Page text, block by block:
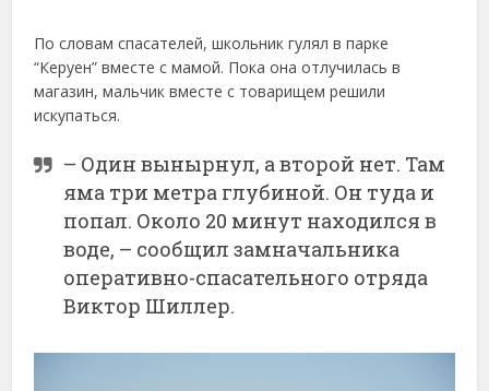
По словам спасателей, школьник гулял в парке
“Керуен” вместе с мамой. Пока она отлучилась в
магазин, мальчик вместе с товарищем решили
искупаться.
– Один вынырнул, а второй нет. Там
яма три метра глубиной. Он туда и
попал. Около 20 минут находился в
воде, – сообщил замначальника
оперативно-спасательного отряда
Виктор Шиллер.